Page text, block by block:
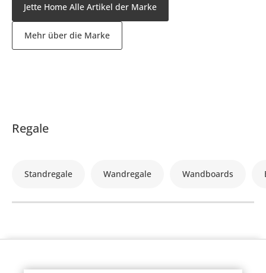
Jette Home Alle Artikel der Marke
Mehr über die Marke
Regale
Standregale Wandregale Wandboards